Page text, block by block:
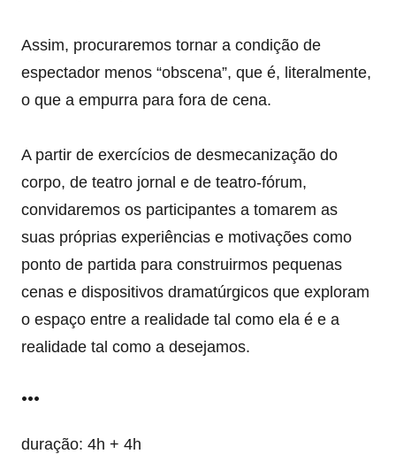
Assim, procuraremos tornar a condição de
espectador menos “obscena”, que é, literalmente,
o que a empurra para fora de cena.
A partir de exercícios de desmecanização do
corpo, de teatro jornal e de teatro-fórum,
convidaremos os participantes a tomarem as
suas próprias experiências e motivações como
ponto de partida para construirmos pequenas
cenas e dispositivos dramatúrgicos que exploram
o espaço entre a realidade tal como ela é e a
realidade tal como a desejamos.
...
duração: 4h + 4h